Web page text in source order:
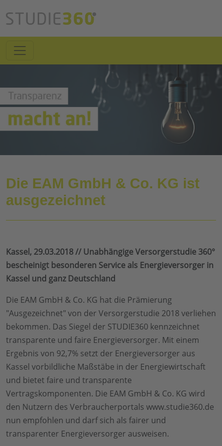
Die EAM GmbH & Co. KG ist
ausgezeichnet
Kassel, 29.03.2018 // Unabhängige Versorgerstudie 360°
bescheinigt besonderen Service als Energieversorger in
Kassel und ganz Deutschland
Die EAM GmbH & Co. KG hat die Prämierung
"Ausgezeichnet" von der Versorgerstudie 2018 verliehen
bekommen. Das Siegel der STUDIE360 kennzeichnet
transparente und faire Energieversorger. Mit einem
Ergebnis von 92,7% setzt der Energieversorger aus
Kassel vorbildliche Maßstäbe in der Energiewirtschaft
und bietet faire und transparente
Vertragskomponenten. Die EAM GmbH & Co. KG wird
den Nutzern des Verbraucherportals www.studie360.de
nun empfohlen und darf sich als fairer und
transparenter Energieversorger ausweisen.